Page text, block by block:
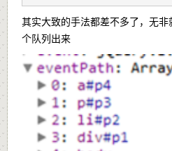
其实大致的手法都差不多了，无
个队列出来